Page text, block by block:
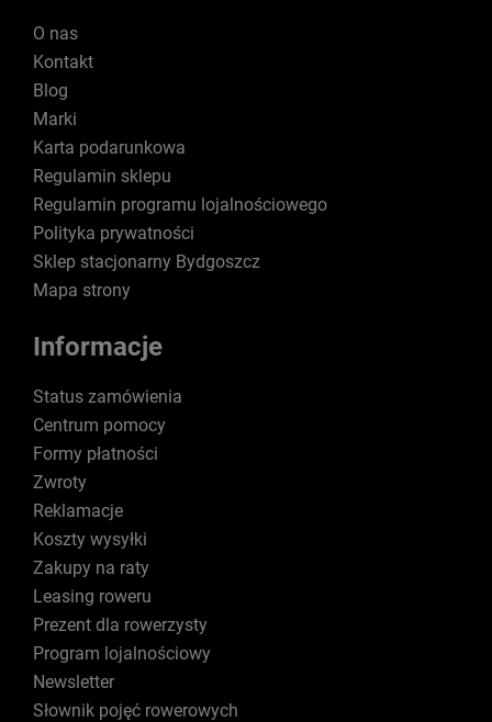
O nas
Kontakt
Blog
Marki
Karta podarunkowa
Regulamin sklepu
Regulamin programu lojalnościowego
Polityka prywatności
Sklep stacjonarny Bydgoszcz
Mapa strony
Informacje
Status zamówienia
Centrum pomocy
Formy płatności
Zwroty
Reklamacje
Koszty wysyłki
Zakupy na raty
Leasing roweru
Prezent dla rowerzysty
Program lojalnościowy
Newsletter
Słownik pojęć rowerowych